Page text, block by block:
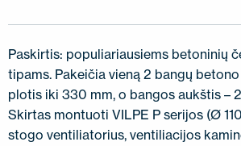
Paskirtis: populiariausiems betoninių
tipams. Pakeičia vieną 2 bangų
plotis iki 330 mm, o bangos aukštis –
Skirtas montuoti VILPE P serijos (Ø
stogo ventiliatorius, ventiliacijos